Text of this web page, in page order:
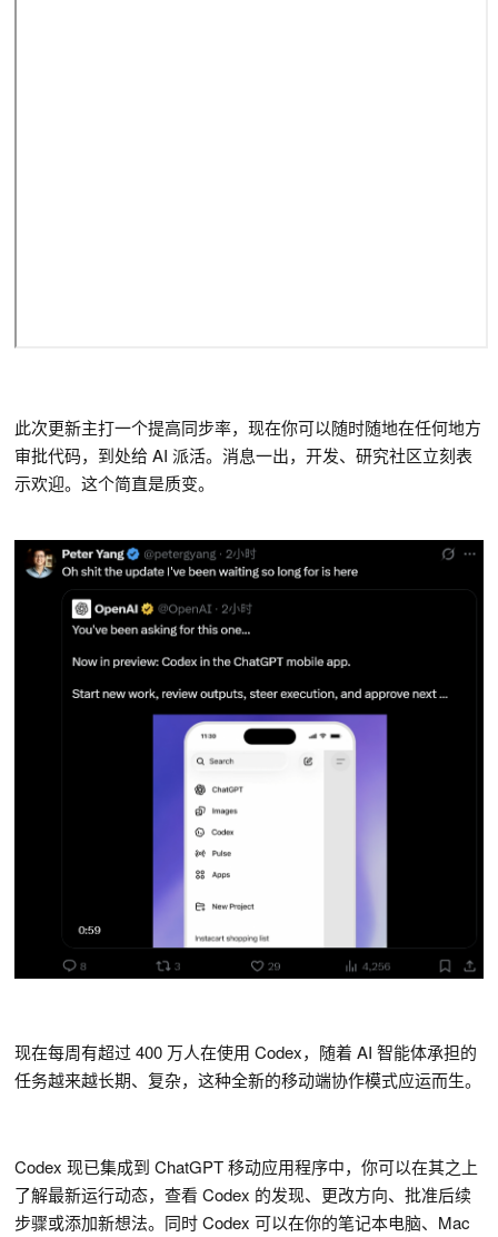
此次更新主打一个提高同步率，现在你可以随时随地在任何地方
审批代码，到处给 AI 派活。消息一出，开发、研究社区立刻表
示欢迎。这个简直是质变。
现在每周有超过 400 万人在使用 Codex，随着 AI 智能体承担的
任务越来越长期、复杂，这种全新的移动端协作模式应运而生。
Codex 现已集成到 ChatGPT 移动应用程序中，你可以在其之上
了解最新运行动态，查看 Codex 的发现、更改方向、批准后续
步骤或添加新想法。同时 Codex 可以在你的笔记本电脑、Mac